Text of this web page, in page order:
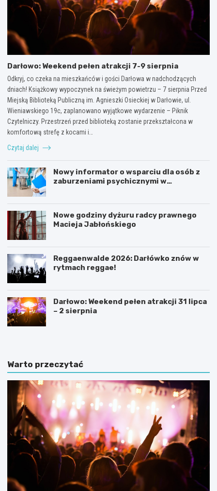
Darłowo: Weekend pełen atrakcji 7-9 sierpnia
Odkryj, co czeka na mieszkańców i gości Darłowa w nadchodzących
dniach! Książkowy wypoczynek na świeżym powietrzu – 7 sierpnia Przed
Miejską Biblioteką Publiczną im. Agnieszki Osieckiej w Darłowie, ul.
Wieniawskiego 19c, zaplanowano wyjątkowe wydarzenie – Piknik
Czytelniczy. Przestrzeń przed biblioteką zostanie przekształcona w
komfortową strefę z kocami i…
Czytaj dalej
Nowy informator o wsparciu dla osób z
zaburzeniami psychicznymi w
Nowe godziny dyżuru radcy prawnego
Macieja Jabłońskiego
Reggaenwalde 2026: Darłówko znów w
rytmach reggae!
Darłowo: Weekend pełen atrakcji 31 lipca
– 2 sierpnia
Warto przeczytać